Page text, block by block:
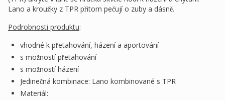
Lano a kroužky z TPR přitom pečují o zuby a dásně.
Podrobnosti produktu:
vhodné k přetahování, házení a aportování
s možností přetahování
s možností házení
Jedinečná kombinace: Lano kombinované s TPR
Materiál: